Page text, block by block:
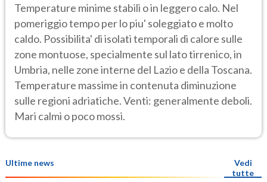
Temperature minime stabili o in leggero calo. Nel
pomeriggio tempo per lo piu' soleggiato e molto
caldo. Possibilita' di isolati temporali di calore sulle
zone montuose, specialmente sul lato tirrenico, in
Umbria, nelle zone interne del Lazio e della Toscana.
Temperature massime in contenuta diminuzione
sulle regioni adriatiche. Venti: generalmente deboli.
Mari calmi o poco mossi.
Ultime news
Vedi
tutte